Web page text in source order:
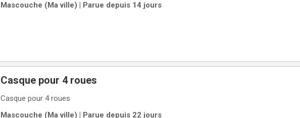
Mascouche (Ma ville) | Parue depuis 14 jours
Casque pour 4 roues
Casque pour 4 roues
Mascouche (Ma ville) | Parue depuis 22 jours